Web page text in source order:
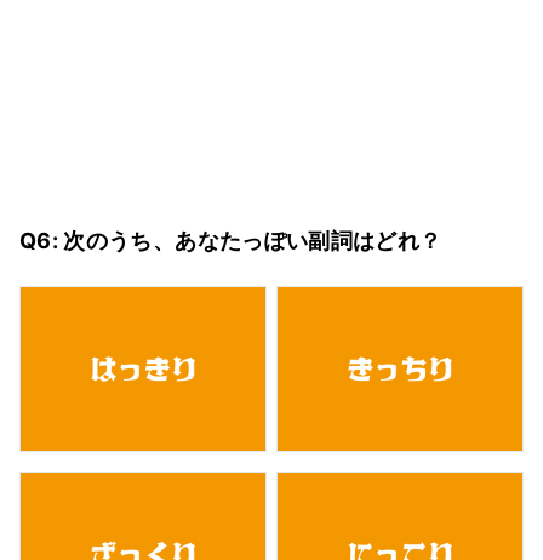
Q6: 次のうち、あなたっぽい副詞はどれ？